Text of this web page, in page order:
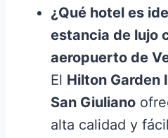
¿Qué hotel es
estancia de lujo
aeropuerto de
El Hilton Garden
San Giuliano
alta calidad y